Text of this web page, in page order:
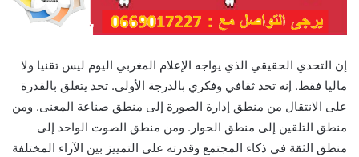
إن التحدي الحقيقي الذي يواجه الإعلام المغربي اليوم ليس تقنيا ولا
ماليا فقط. إنه تحد ثقافي وفكري بالدرجة الأولى. تحد يتعلق بالقدرة
على الانتقال من منطق إدارة الصورة إلى منطق صناعة المعنى. ومن
منطق التلقين إلى منطق الحوار. ومن منطق الصوت الواحد إلى
منطق الثقة في ذكاء المجتمع وقدرته على التمييز بين الآراء المختلفة